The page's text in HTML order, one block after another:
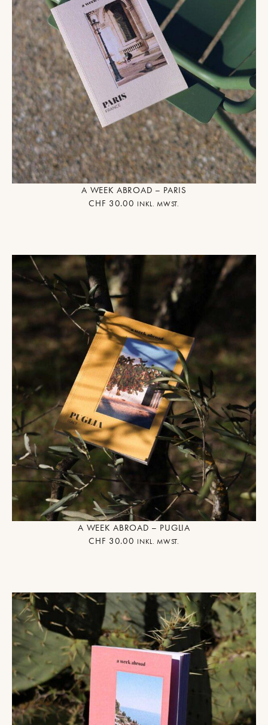
A WEEK ABROAD – PARIS
CHF 30.00 INKL. MWST.
A WEEK ABROAD – PUGLIA
CHF 30.00 INKL. MWST.